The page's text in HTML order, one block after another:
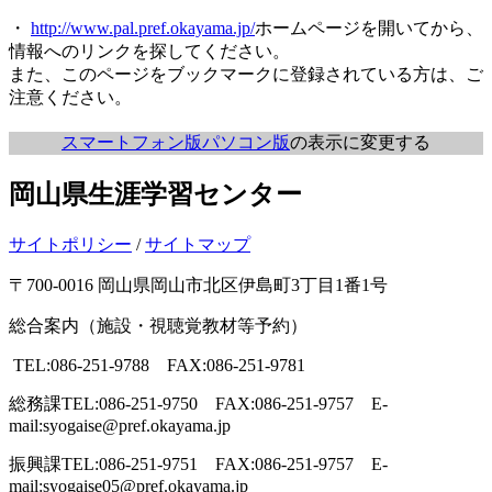
・ http://www.pal.pref.okayama.jp/ホームページを開いてから、
情報へのリンクを探してください。
また、このページをブックマークに登録されている方は、ご
注意ください。
スマートフォン版パソコン版の表示に変更する
岡山県生涯学習センター
サイトポリシー /サイトマップ
〒700-0016 岡山県岡山市北区伊島町3丁目1番1号
総合案内（施設・視聴覚教材等予約）
TEL:086-251-9788 FAX:086-251-9781
総務課TEL:086-251-9750 FAX:086-251-9757 E-
mail:syogaise@pref.okayama.jp
振興課TEL:086-251-9751 FAX:086-251-9757 E-
mail:syogaise05@pref.okayama.jp